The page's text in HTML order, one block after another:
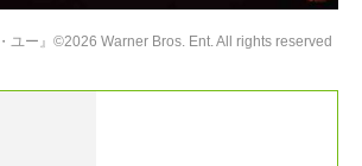
ユー』©2026 Warner Bros. Ent. All rights reserved